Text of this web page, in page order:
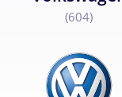
(604)